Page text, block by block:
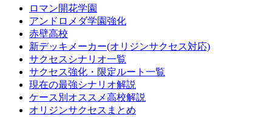
ロマン開花学園
アンドロメダ学園強化
赤壁高校
新デッキメーカー(オリジンサクセス対応)
サクセスシナリオ一覧
サクセス強化・限定ルート一覧
現在の最強シナリオ解説
ケース別オススメ高校解説
オリジンサクセスまとめ